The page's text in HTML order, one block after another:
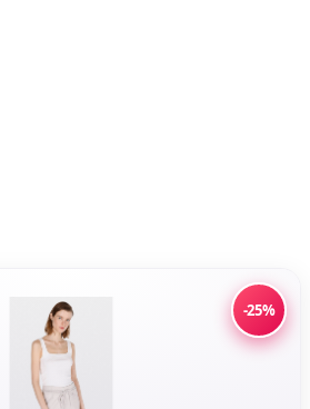
-25%